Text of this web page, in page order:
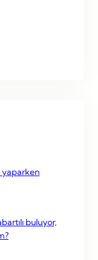
yaparken
buluyor,